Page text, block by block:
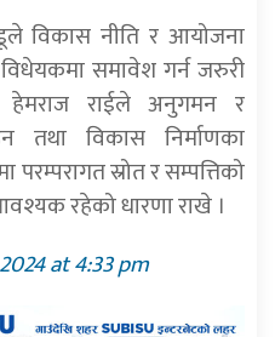
विकास नीति र आयोजना
समावेश गर्न जरुरी
राईले अनुगमन र
तथा विकास निर्माणका
स्रोत र सम्पत्तिको
रहेको धारणा राखे ।
at 4:33 pm